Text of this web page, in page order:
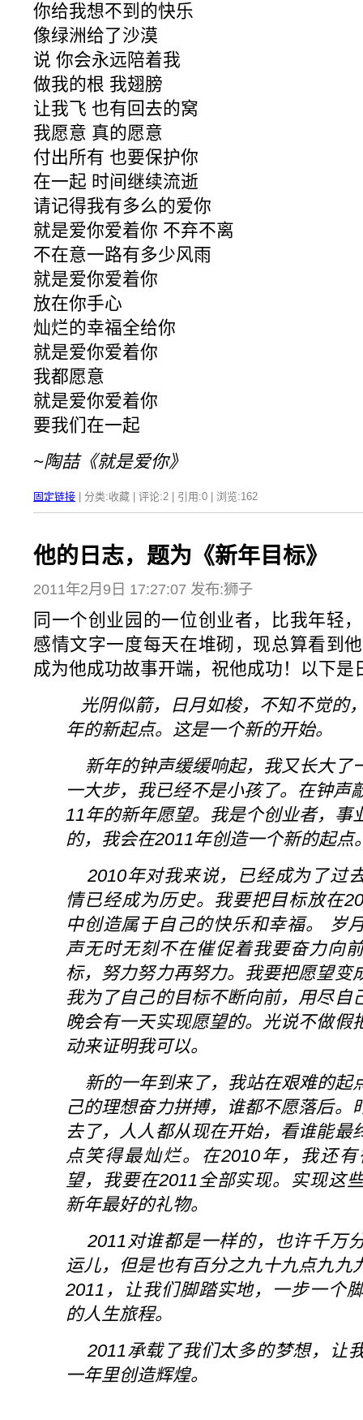
你给我想不到的快乐
像绿洲给了沙漠
说 你会永远陪着我
做我的根 我翅膀
让我飞 也有回去的窝
我愿意 真的愿意
付出所有 也要保护你
在一起 时间继续流逝
请记得我有多么的爱你
就是爱你爱着你 不弃不离
不在意一路有多少风雨
就是爱你爱着你
放在你手心
灿烂的幸福全给你
就是爱你爱着你
我都愿意
就是爱你爱着你
要我们在一起
~陶喆《就是爱你》
固定链接 | 分类:收藏 | 评论:2 | 引用:0 | 浏览:162
他的日志，题为《新年目标》
2011年2月9日 17:27:07 发布:狮子
同一个创业园的一位创业者，比我年轻
感情文字一度每天在堆砌，现总算看到
成为他成功故事开端，祝他成功！以下是
光阴似箭，日月如梭，不知不觉的
年的新起点。这是一个新的开始。
新年的钟声缓缓响起，我又长大了
一大步，我已经不是小孩了。在钟声
11年的新年愿望。我是个创业者，事
的，我会在2011年创造一个新的起点
2010年对我来说，已经成为了过
情已经成为历史。我要把目标放在
中创造属于自己的快乐和幸福。 岁
声无时无刻不在催促着我要奋力向
标，努力努力再努力。我要把愿望变
我为了自己的目标不断向前，用尽自
晚会有一天实现愿望的。光说不做假
动来证明我可以。
新的一年到来了，我站在艰难的起
己的理想奋力拼搏，谁都不愿落后。
去了，人人都从现在开始，看谁能最
点笑得最灿烂。在2010年，我还
望，我要在2011全部实现。实现这
新年最好的礼物。
2011对谁都是一样的，也许千万
运儿，但是也有百分之九十九点九九
2011，让我们脚踏实地，一步一个
的人生旅程。
2011承载了我们太多的梦想，让
一年里创造辉煌。